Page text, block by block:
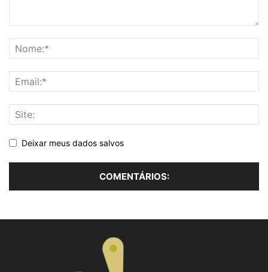
Deixar meus dados salvos